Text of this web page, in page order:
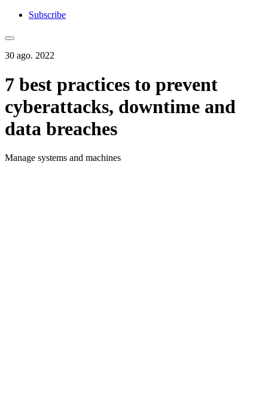
Subscribe
30 ago. 2022
7 best practices to prevent
cyberattacks, downtime and
data breaches
Manage systems and machines